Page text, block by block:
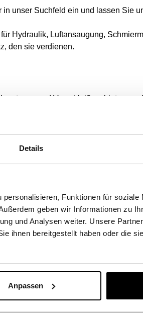
Details
Funktionen für soziale
geben wir Informationen zu
und Analysen weiter. Unsere
ihnen bereitgestellt haben oder die
Anpassen
unser Suchfeld ein und lassen Sie
Hydraulik, Luftansaugung,
den sie verdienen.
und Verschleiß zu bieten,
spezialisiert, darunter
nach Marke und
JCB, John Deere, Deutz, Fendt,
Busse, Motorräder, Wohnmobile
alle Maschinen der wichtigsten